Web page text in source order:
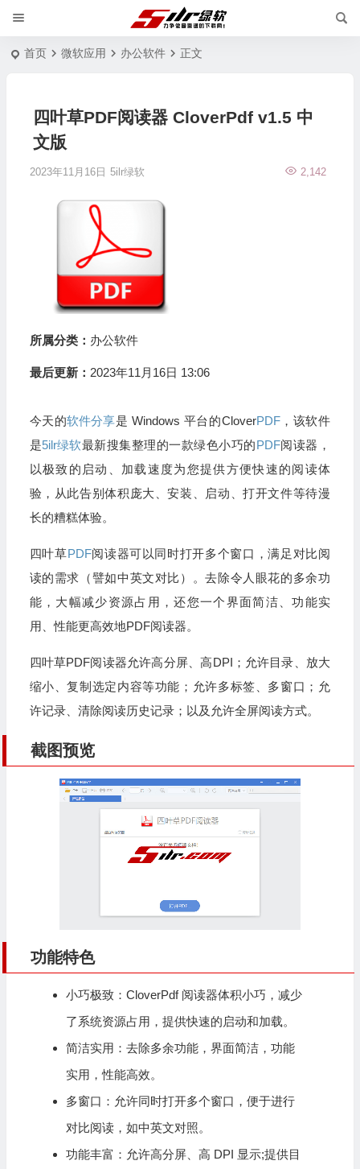
首页 微软应用 办公软件 正文
四叶草PDF阅读器 CloverPdf v1.5 中
文版
2023年11月16日 5ilr绿软 2,142
所属分类： 办公软件
最后更新： 2023年11月16日 13:06
今天的软件分享是 Windows 平台的CloverPDF，该软件
是5ilr绿软最新搜集整理的一款绿色小巧的PDF阅读器，
以极致的启动、加载速度为您提供方便快速的阅读体
验，从此告别体积庞大、安装、启动、打开文件等待漫
长的糟糕体验。
四叶草PDF阅读器可以同时打开多个窗口，满足对比阅
读的需求（譬如中英文对比）。去除令人眼花的多余功
能，大幅减少资源占用，还您一个界面简洁、功能实
用、性能更高效地PDF阅读器。
四叶草PDF阅读器允许高分屏、高DPI；允许目录、放大
缩小、复制选定内容等功能；允许多标签、多窗口；允
许记录、清除阅读历史记录；以及允许全屏阅读方式。
截图预览
功能特色
小巧极致：CloverPdf 阅读器体积小巧，减少
了系统资源占用，提供快速的启动和加载。
简洁实用：去除多余功能，界面简洁，功能
实用，性能高效。
多窗口：允许同时打开多个窗口，便于进行
对比阅读，如中英文对照。
功能丰富：允许高分屏、高 DPI 显示;提供目